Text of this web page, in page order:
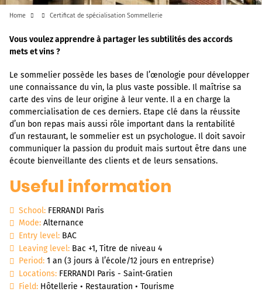
Home Certificat de spécialisation Sommellerie
Vous voulez apprendre à partager les subtilités des accords
mets et vins ?
Le sommelier possède les bases de l’œnologie pour développer
une connaissance du vin, la plus vaste possible. Il maîtrise sa
carte des vins de leur origine à leur vente. Il a en charge la
commercialisation de ces derniers. Etape clé dans la réussite
d’un bon repas mais aussi rôle important dans la rentabilité
d’un restaurant, le sommelier est un psychologue. Il doit savoir
communiquer la passion du produit mais surtout être dans une
écoute bienveillante des clients et de leurs sensations.
Useful information
School: FERRANDI Paris
Mode: Alternance
Entry level: BAC
Leaving level: Bac +1, Titre de niveau 4
Period: 1 an (3 jours à l’école/12 jours en entreprise​)
Locations: FERRANDI Paris - Saint-Gratien
Field: Hôtellerie • Restauration • Tourisme